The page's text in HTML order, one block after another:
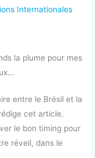
Internationales
la plume pour mes
entre le Brésil et la
cet article.
le bon timing pour
réveil, dans le